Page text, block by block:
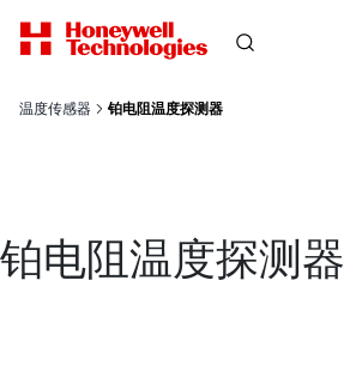
温度传感器 铂电阻温度探测器
铂电阻温度探测器